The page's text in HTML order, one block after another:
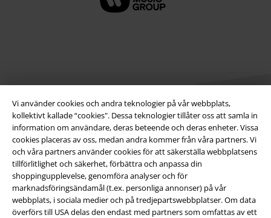
Vi använder cookies och andra teknologier på vår webbplats,
kollektivt kallade “cookies". Dessa teknologier tillåter oss att samla in
information om användare, deras beteende och deras enheter. Vissa
cookies placeras av oss, medan andra kommer från våra partners. Vi
och våra partners använder cookies för att säkerställa webbplatsens
tillförlitlighet och säkerhet, förbättra och anpassa din
shoppingupplevelse, genomföra analyser och för
marknadsföringsändamål (t.ex. personliga annonser) på vår
webbplats, i sociala medier och på tredjepartswebbplatser. Om data
överförs till USA delas den endast med partners som omfattas av ett
Juridisk information/Villkor
Villkor
Om oss